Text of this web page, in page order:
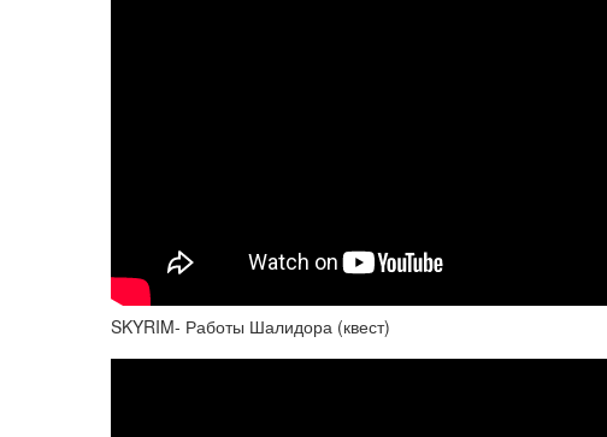
SKYRIM- Работы Шалидора (квест)